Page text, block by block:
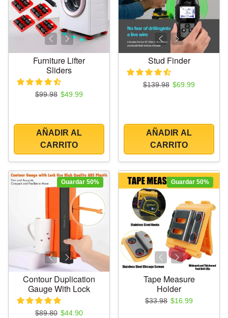
Furniture Lifter
Sliders
Precio regular
$99.98 Precio de oferta
$49.99
AÑADIR AL
CARRITO
Stud Finder
Precio regular
$139.98 Precio de oferta
$69.99
AÑADIR AL
CARRITO
Guardar 50%
Contour Duplication
Gauge With Lock
Precio regular
$89.80 Precio de oferta
$44.90
Guardar 50%
Tape Measure
Holder
Precio regular
$33.98 Precio de oferta
$16.99